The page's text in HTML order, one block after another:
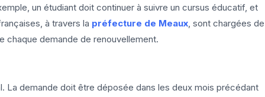
un étudiant doit continuer à suivre un cursus éducatif, et
à travers la préfecture de Meaux, sont chargées de
demande de renouvellement.
La demande doit être déposée dans les deux mois précédant